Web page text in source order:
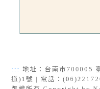
::: 地址：台南市700005
道)1號 | 電話：